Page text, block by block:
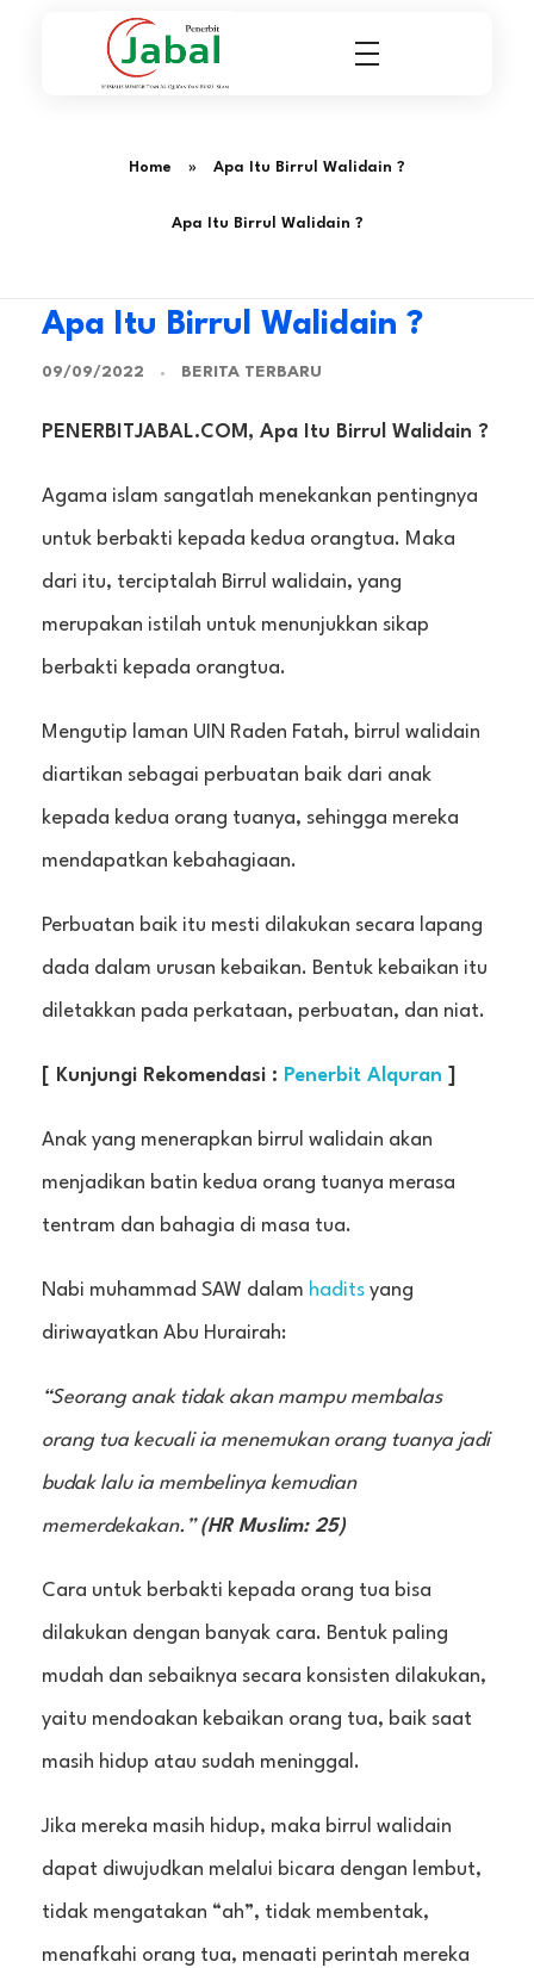
Home » Apa Itu Birrul Walidain ?
Apa Itu Birrul Walidain ?
Apa Itu Birrul Walidain ?
09/09/2022 BERITA TERBARU
PENERBITJABAL.COM, Apa Itu Birrul Walidain ?
Agama islam sangatlah menekankan pentingnya
untuk berbakti kepada kedua orangtua. Maka
dari itu, terciptalah Birrul walidain, yang
merupakan istilah untuk menunjukkan sikap
berbakti kepada orangtua.
Mengutip laman UIN Raden Fatah, birrul walidain
diartikan sebagai perbuatan baik dari anak
kepada kedua orang tuanya, sehingga mereka
mendapatkan kebahagiaan.
Perbuatan baik itu mesti dilakukan secara lapang
dada dalam urusan kebaikan. Bentuk kebaikan itu
diletakkan pada perkataan, perbuatan, dan niat.
[ Kunjungi Rekomendasi : Penerbit Alquran
Anak yang menerapkan birrul walidain akan
menjadikan batin kedua orang tuanya merasa
tentram dan bahagia di masa tua.
Nabi muhammad SAW dalam hadits yang
diriwayatkan Abu Hurairah:
“Seorang anak tidak akan mampu membalas
orang tua kecuali ia menemukan orang tuanya jadi
budak lalu ia membelinya kemudian
memerdekakan.” (HR Muslim: 25)
Cara untuk berbakti kepada orang tua bisa
dilakukan dengan banyak cara. Bentuk paling
mudah dan sebaiknya secara konsisten dilakukan,
yaitu mendoakan kebaikan orang tua, baik saat
masih hidup atau sudah meninggal.
Jika mereka masih hidup, maka birrul walidain
dapat diwujudkan melalui bicara dengan lembut,
tidak mengatakan “ah”, tidak membentak,
menafkahi orang tua, menaati perintah mereka